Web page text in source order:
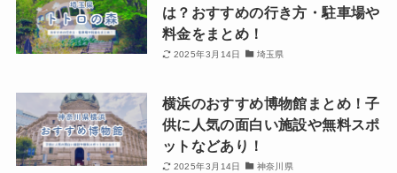
は？おすすめの行き方・駐車場や
料金をまとめ！
2025年3月14日 埼玉県
横浜のおすすめ博物館まとめ！子
供に人気の面白い施設や無料スポ
ットなどあり！
2025年3月14日 神奈川県